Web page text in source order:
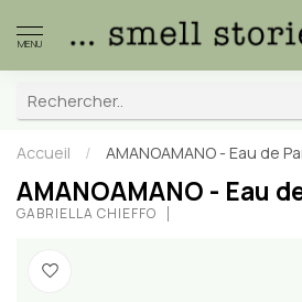
MENU
Accueil / AMANOAMANO - Eau de
AMANOAMANO - Eau
GABRIELLA CHIEFFO